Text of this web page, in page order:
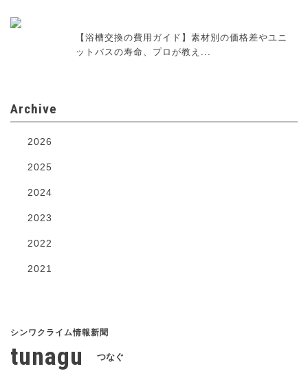
【浴槽交換の費用ガイド】素材別の価格差やユニ
ットバスの寿命、プロが教え...
Archive
2026
2025
2024
2023
2022
2021
tunagu つなぐ